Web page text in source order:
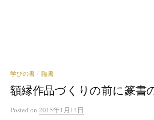
学びの書 / 臨書
額縁作品づくりの前に篆書
Posted on 2015年1月14日